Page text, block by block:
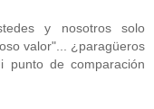
y nosotros solo
valor"... ¿paragüeros
punto de comparación